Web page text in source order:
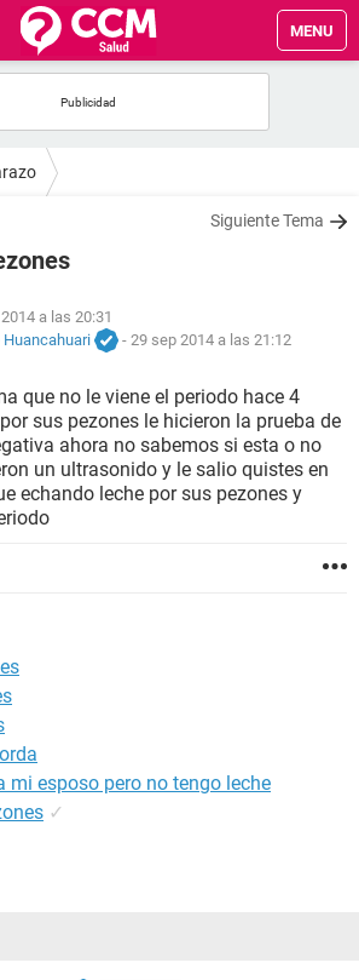
MENU
Siguiente Tema
a las 20:31
Huancahuari
- 29 sep 2014 a las 21:12
que no le viene el periodo hace 4
sus pezones le hicieron la prueba de
ahora no sabemos si esta o no
un ultrasonido y le salio quistes en
echando leche por sus pezones y
mi esposo pero no tengo leche
✓